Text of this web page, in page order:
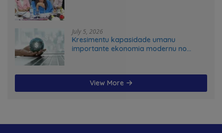
July 5, 2026
Kresimentu kapasidade umanu
importante ekonomia modernu no
View More